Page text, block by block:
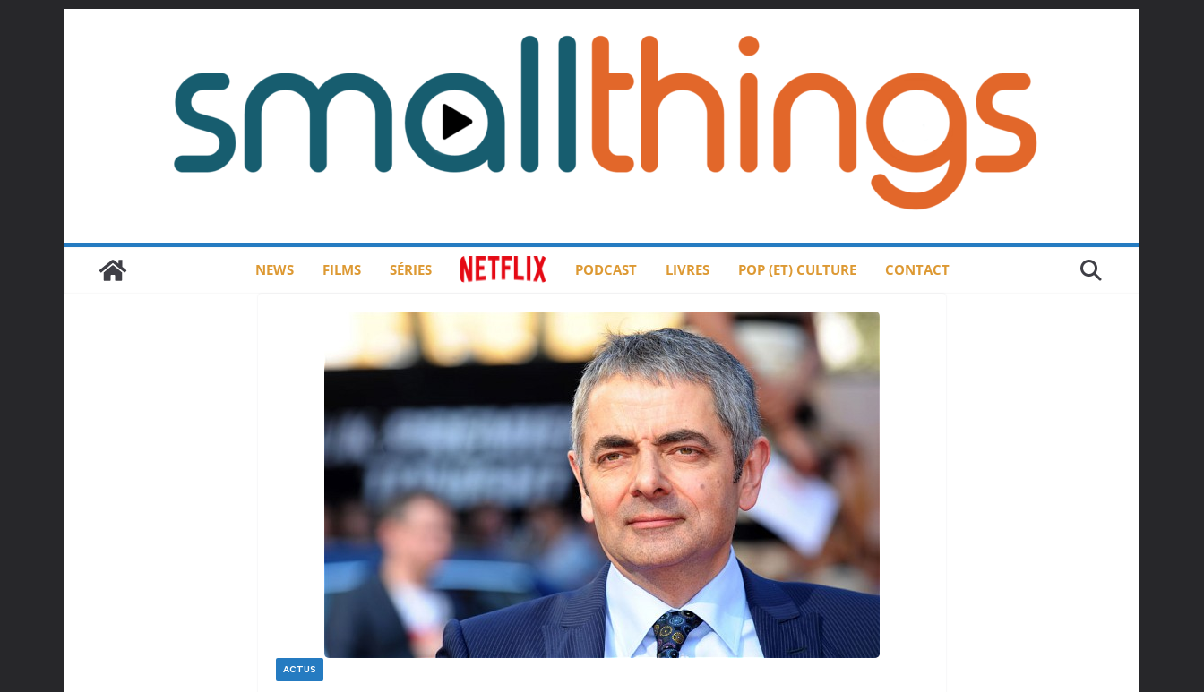
NEWS FILMS SÉRIES PODCAST LIVRES POP (ET) CULTURE CONTACT
ACTUS